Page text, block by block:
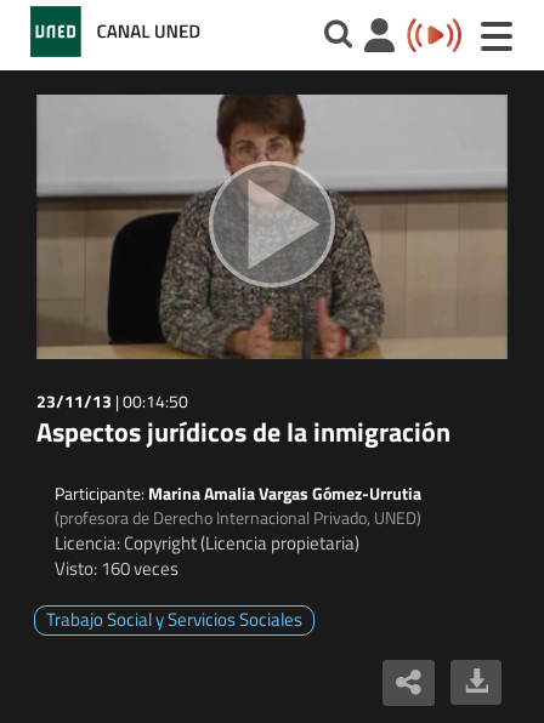
Toggle
23/11/13 |00:14:50
Aspectos jurídicos de la inmigración
Participante: Marina Amalia Vargas Gómez-Urrutia
(profesora de Derecho Internacional Privado, UNED)
Licencia: Copyright (Licencia propietaria)
Visto: 160 veces
Trabajo Social y Servicios Sociales